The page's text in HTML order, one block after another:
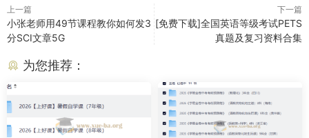
上一篇
小张老师用49节课程教你如何发3
分SCI文章5G
下一篇
[免费下载]全国英语等级考试PETS
真题及复习资料合集
为您推荐：